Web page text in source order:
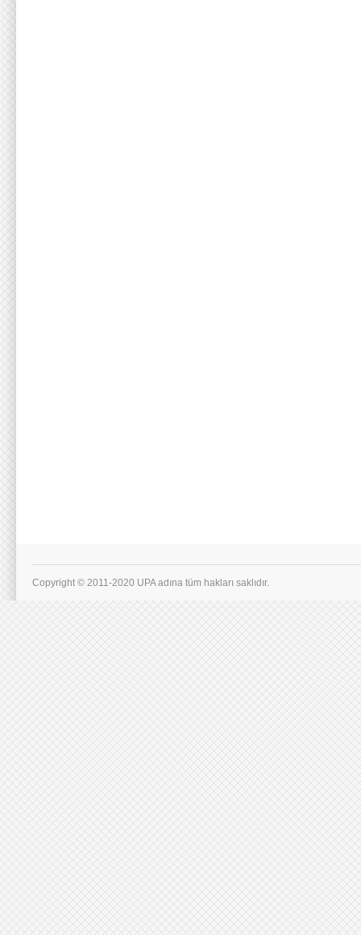
Copyright © 2011-2020 UPA adına tüm hakları saklıdır.